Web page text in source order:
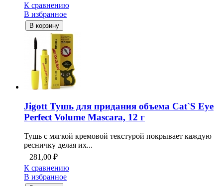
К сравнению
В избранное
В корзину
Jigott Тушь для придания объема Cat`S Eye
Perfect Volume Mascara, 12 г
Тушь с мягкой кремовой текстурой покрывает каждую
ресничку делая их...
281,00 ₽
К сравнению
В избранное